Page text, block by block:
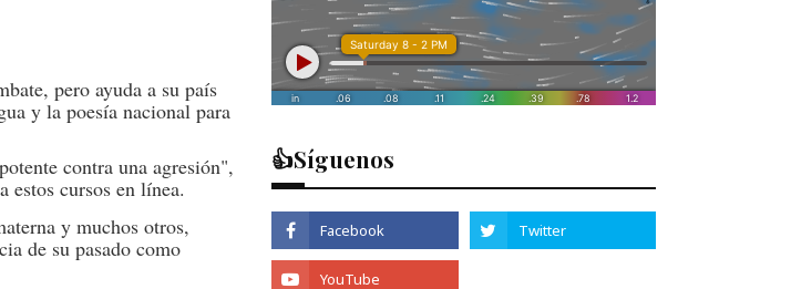
pero ayuda a su país
y la poesía nacional para
contra una agresión",
estos cursos en línea.
y muchos otros,
de su pasado como
👍Síguenos